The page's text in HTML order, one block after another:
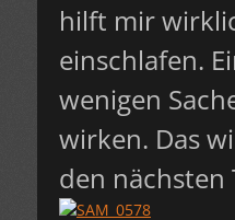
hilft mir
einschlafen.
wenigen
wirken. Das
den nächsten